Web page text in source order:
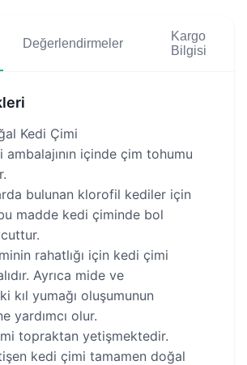
Değerlendirmeler
Kargo
Bilgisi
Kedi Çimi
içinde çim tohumu
bulunan klorofil kediler için
madde kedi çiminde bol
rahatlığı için kedi çimi
Ayrıca mide ve
kıl yumağı oluşumunun
yardımcı olur.
topraktan yetişmektedir.
kedi çimi tamamen doğal